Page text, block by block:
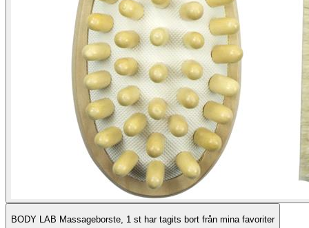
BODY LAB Massageborste, 1 st har tagits bort från mina favoriter